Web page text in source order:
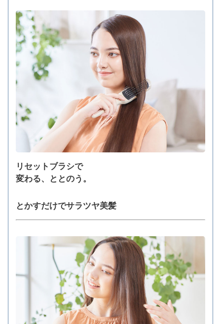
リセットブラシで
変わる、ととのう。
とかすだけでサラツヤ美髪